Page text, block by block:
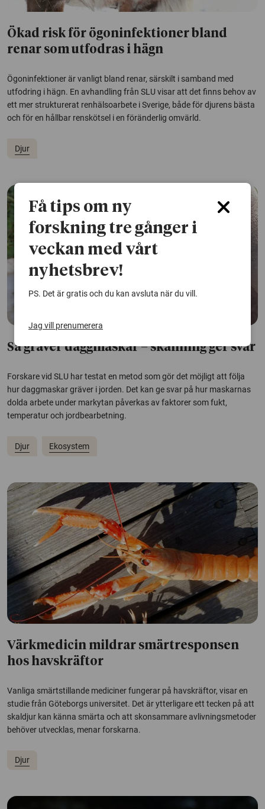
Ökad risk för ögoninfektioner bland
renar som utfodras i hägn
Ögoninfektioner är vanligt bland renar, särskilt i samband med
utfodring i hägn. En avhandling från SLU visar att det finns behov av
ett mer strukturerat renhälsoarbete i Sverige, både för djurens bästa
och för en hållbar renskötsel i en föränderlig omvärld.
Djur
Så gräver daggmaskar – skanning ger svar
Forskare vid SLU har testat en metod som gör det möjligt att följa
hur daggmaskar gräver i jorden. Det kan ge svar på hur maskarnas
dolda arbete under markytan påverkas av faktorer som fukt,
temperatur och jordbearbetning.
Djur Ekosystem
Värkmedicin mildrar smärtresponsen
hos havskräftor
Vanliga smärtstillande mediciner fungerar på havskräftor, visar en
studie från Göteborgs universitet. Det är ytterligare ett tecken på att
skaldjur kan känna smärta och att skonsammare avlivningsmetoder
behöver utvecklas, menar forskarna.
Djur
Få tips om ny
forskning tre gånger i
veckan med vårt
nyhetsbrev!
PS. Det är gratis och du kan avsluta när du vill.
Jag vill prenumerera